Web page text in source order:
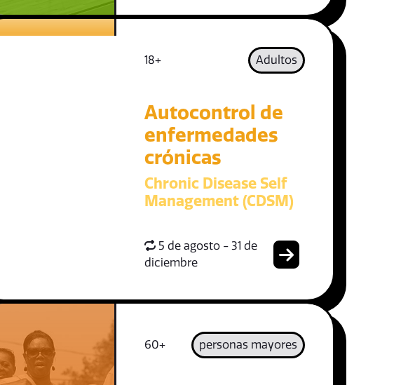
18+ Adultos
Autocontrol de
enfermedades
crónicas
Chronic Disease Self
Management (CDSM)
5 de agosto - 31 de
diciembre
60+ personas mayores